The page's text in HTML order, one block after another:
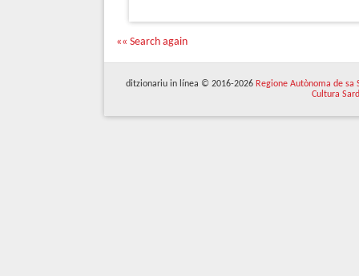
«« Search again
ditzionariu in línea © 2016-2026 Regione Autònoma de sa
Cultura